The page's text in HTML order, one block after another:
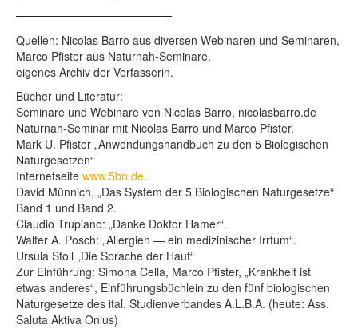
———————————————
Quellen: Nicolas Barro aus diversen Webinaren und Seminaren,
Marco Pfister aus Naturnah-Seminare.
eigenes Archiv der Verfasserin.
Bücher und Literatur:
Seminare und Webinare von Nicolas Barro, nicolasbarro.de
Naturnah-Seminar mit Nicolas Barro und Marco Pfister.
Mark U. Pfister „Anwendungshandbuch zu den 5 Biologischen
Naturgesetzen“
Internetseite www.5bn.de.
David Münnich, „Das System der 5 Biologischen Naturgesetze“
Band 1 und Band 2.
Claudio Trupiano: „Danke Doktor Hamer“.
Walter A. Posch: „Allergien — ein medizinischer Irrtum“.
Ursula Stoll „Die Sprache der Haut“
Zur Einführung: Simona Cella, Marco Pfister, „Krankheit ist
etwas anderes“, Einführungsbüchlein zu den fünf biologischen
Naturgesetze des ital. Studienverbandes A.L.B.A. (heute: Ass.
Saluta Aktiva Onlus)